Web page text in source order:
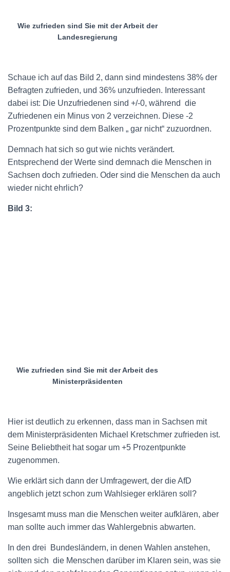
Wie zufrieden sind Sie mit der Arbeit der
Landesregierung
Schaue ich auf das Bild 2, dann sind mindestens 38% der
Befragten zufrieden, und 36% unzufrieden. Interessant
dabei ist: Die Unzufriedenen sind +/-0, während die
Zufriedenen ein Minus von 2 verzeichnen. Diese -2
Prozentpunkte sind dem Balken „ gar nicht“ zuzuordnen.
Demnach hat sich so gut wie nichts verändert.
Entsprechend der Werte sind demnach die Menschen in
Sachsen doch zufrieden. Oder sind die Menschen da auch
wieder nicht ehrlich?
Bild 3:
Wie zufrieden sind Sie mit der Arbeit des
Ministerpräsidenten
Hier ist deutlich zu erkennen, dass man in Sachsen mit
dem Ministerpräsidenten Michael Kretschmer zufrieden ist.
Seine Beliebtheit hat sogar um +5 Prozentpunkte
zugenommen.
Wie erklärt sich dann der Umfragewert, der die AfD
angeblich jetzt schon zum Wahlsieger erklären soll?
Insgesamt muss man die Menschen weiter aufklären, aber
man sollte auch immer das Wahlergebnis abwarten.
In den drei
Bundesländern, in denen Wahlen anstehen,
sollten sich die Menschen darüber im Klaren sein, was sie